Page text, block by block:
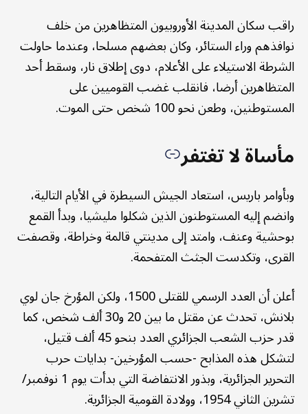
راقب سكان المدينة الأوروبيون المتظاهرين من خلف
نوافذهم وراء الستائر، وكان بعضهم مسلحا، وعندما حاولت
الشرطة الاستيلاء على الأعلام، دوى إطلاق نار، وسقط أحد
المتظاهرين أرضا، فانقلب غضب القوميين على
المستوطنين، وطعن نحو 100 شخص حتى الموت.
مأساة لا تغتفر
وبأوامر باريس، استعاد الجيش السيطرة في الأيام التالية،
وانضم إليه المستوطنون الذين شكلوا مليشيا، وبدأ القمع
بوحشية وعنف، وامتد إلى مدينتي قالمة وخراطة، وقصفت
القرى، وتكدست الجثث المتفحمة.
أعلن أن العدد الرسمي للقتلى 1500، ولكن المؤرخ جان لوي
بلانش، تحدث عن مقتل ما بين 20 و30 ألف شخص، كما
قدر حزب الشعب الجزائري العدد بنحو 45 ألف قتيل،
لتشكل هذه المذابح -حسب المؤرخين- بدايات حرب
التحرير الجزائرية، وبذور الانتفاضة التي بدأت يوم 1 نوفمبر/
تشرين الثاني 1954، وولادة القومية الجزائرية.